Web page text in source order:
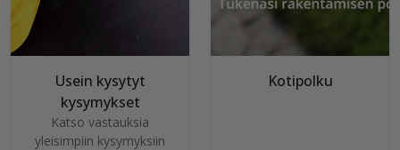
Usein kysytyt
kysymykset
Katso vastauksia
yleisimpiin kysymyksiin
Kotipolku